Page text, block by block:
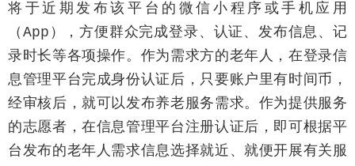
将于近期发布该平台的微信小程序或手机应用
（App），方便群众完成登录、认证、发布信息、记
录时长等各项操作。作为需求方的老年人，在登录信
息管理平台完成身份认证后，只要账户里有时间币，
经审核后，就可以发布养老服务需求。作为提供服务
的志愿者，在信息管理平台注册认证后，即可根据平
台发布的老年人需求信息选择就近、就便开展有关服